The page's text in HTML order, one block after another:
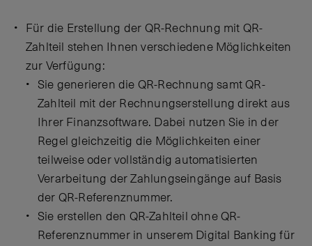
Für die Erstellung der QR-Rechnung mit QR-
Zahlteil stehen Ihnen verschiedene Möglichkeiten
zur Verfügung:
Sie generieren die QR-Rechnung samt QR-
Zahlteil mit der Rechnungserstellung direkt aus
Ihrer Finanzsoftware. Dabei nutzen Sie in der
Regel gleichzeitig die Möglichkeiten einer
teilweise oder vollständig automatisierten
Verarbeitung der Zahlungseingänge auf Basis
der QR-Referenznummer.
Sie erstellen den QR-Zahlteil ohne QR-
Referenznummer in unserem Digital Banking für